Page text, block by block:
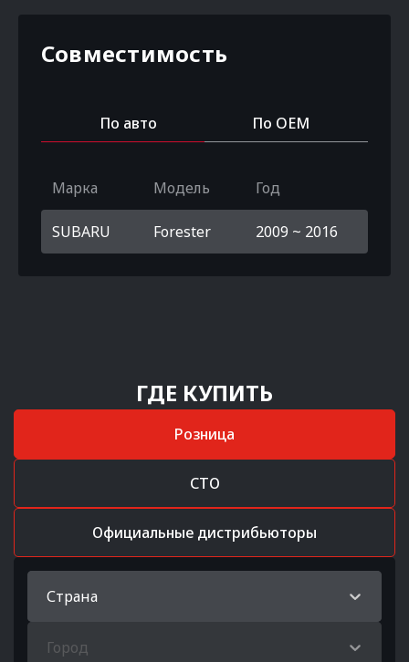
Совместимость
По авто По OEM
Марка Модель Год
SUBARU Forester 2009 ~ 2016
ГДЕ КУПИТЬ
Розница
СТО
Официальные дистрибьюторы
Страна
Город